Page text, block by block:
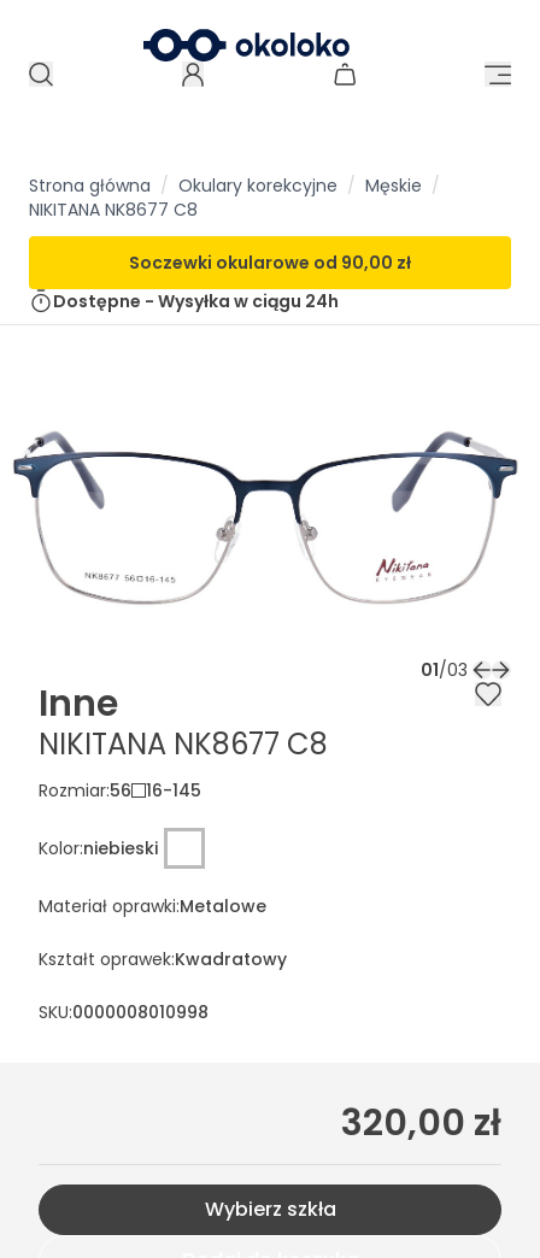
Strona główna / Okulary korekcyjne / Męskie /
NIKITANA NK8677 C8
Soczewki okularowe od 90,00 zł
Dostępne - Wysyłka w ciągu 24h
01/03
Inne
NIKITANA NK8677 C8
Rozmiar:56 16-145
Kolor:niebieski
Materiał oprawki:Metalowe
Kształt oprawek:Kwadratowy
SKU:0000008010998
320,00 zł
Wybierz szkła